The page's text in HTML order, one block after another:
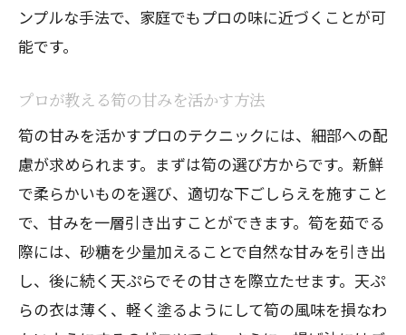
ンプルな手法で、家庭でもプロの味に近づくことが可
能です。
プロが教える筍の甘みを活かす方法
筍の甘みを活かすプロのテクニックには、細部への配
慮が求められます。まずは筍の選び方からです。新鮮
で柔らかいものを選び、適切な下ごしらえを施すこと
で、甘みを一層引き出すことができます。筍を茹でる
際には、砂糖を少量加えることで自然な甘みを引き出
し、後に続く天ぷらでその甘さを際立たせます。天ぷ
らの衣は薄く、軽く塗るようにして筍の風味を損なわ